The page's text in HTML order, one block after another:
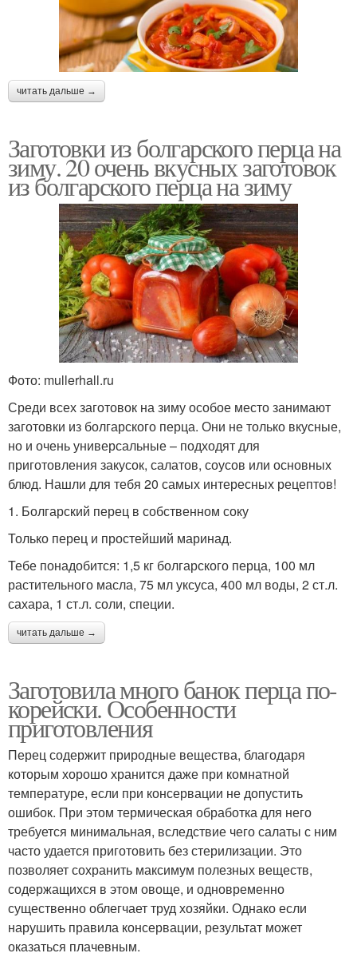
читать дальше →
Заготовки из болгарского перца на
зиму. 20 очень вкусных заготовок
из болгарского перца на зиму
Фото: mullerhall.ru
Среди всех заготовок на зиму особое место занимают
заготовки из болгарского перца. Они не только вкусные,
но и очень универсальные – подходят для
приготовления закусок, салатов, соусов или основных
блюд. Нашли для тебя 20 самых интересных рецептов!
1. Болгарский перец в собственном соку
Только перец и простейший маринад.
Тебе понадобится: 1,5 кг болгарского перца, 100 мл
растительного масла, 75 мл уксуса, 400 мл воды, 2 ст.л.
сахара, 1 ст.л. соли, специи.
читать дальше →
Заготовила много банок перца по-
корейски. Особенности
приготовления
Перец содержит природные вещества, благодаря
которым хорошо хранится даже при комнатной
температуре, если при консервации не допустить
ошибок. При этом термическая обработка для него
требуется минимальная, вследствие чего салаты с ним
часто удается приготовить без стерилизации. Это
позволяет сохранить максимум полезных веществ,
содержащихся в этом овоще, и одновременно
существенно облегчает труд хозяйки. Однако если
нарушить правила консервации, результат может
оказаться плачевным.